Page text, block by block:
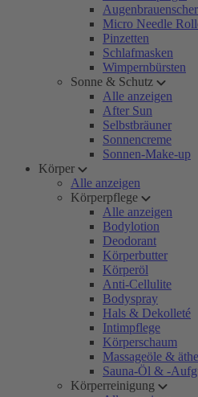
Micro Needle
Pinzetten
Schlafmasken
Wimpernbürsten
Sonne & Schutz
Alle anzeigen
After Sun
Selbstbräuner
Sonnencreme
Sonnen-Make-up
Körper
Alle anzeigen
Körperpflege
Alle anzeigen
Bodylotion
Deodorant
Körperbutter
Körperöl
Anti-Cellulite
Bodyspray
Hals & Dekolleté
Intimpflege
Körperschaum
Massageöle &
Sauna-Öl & -
Körperreinigung